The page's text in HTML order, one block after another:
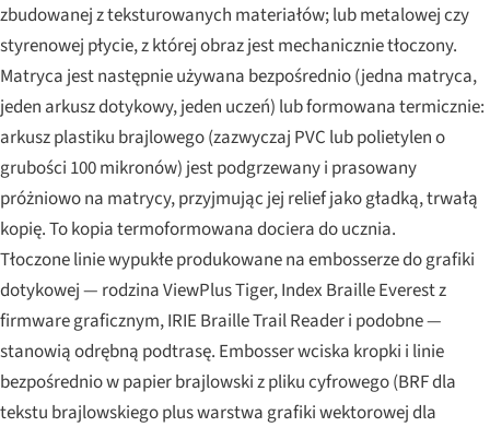
zbudowanej z teksturowanych materiałów; lub metalowej czy
styrenowej płycie, z której obraz jest mechanicznie tłoczony.
Matryca jest następnie używana bezpośrednio (jedna matryca,
jeden arkusz dotykowy, jeden uczeń) lub formowana termicznie:
arkusz plastiku brajlowego (zazwyczaj PVC lub polietylen o
grubości 100 mikronów) jest podgrzewany i prasowany
próżniowo na matrycy, przyjmując jej relief jako gładką, trwałą
kopię. To kopia termoformowana dociera do ucznia.
Tłoczone linie wypukłe produkowane na embosserze do grafiki
dotykowej — rodzina ViewPlus Tiger, Index Braille Everest z
firmware graficznym, IRIE Braille Trail Reader i podobne —
stanowią odrębną podtrasę. Embosser wciska kropki i linie
bezpośrednio w papier brajlowski z pliku cyfrowego (BRF dla
tekstu brajlowskiego plus warstwa grafiki wektorowej dla